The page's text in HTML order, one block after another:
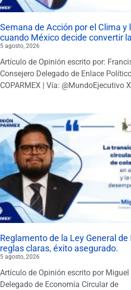
Semana de Acción por el Clima y
cuando México decide convertir
5 agosto, 2026
Artículo de Opinión escrito por:
Consejero Delegado de Enlace
COPARMEX | Vía: @MundoEjecutivo
Reglamento de la Ley General
reglas claras, éxito asegurado.
5 agosto, 2026
Artículo de Opinión escrito por Miguel
Delegado de Economía Circular de